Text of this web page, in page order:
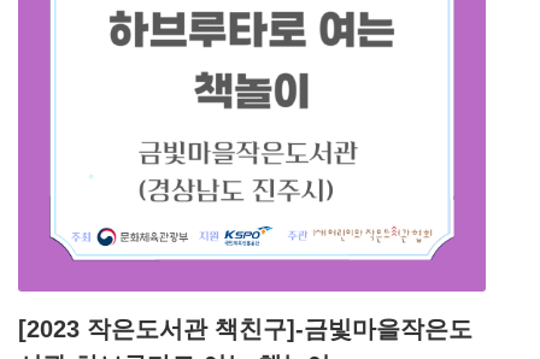
[2023 작은도서관 책친구]-금빛마을작은도